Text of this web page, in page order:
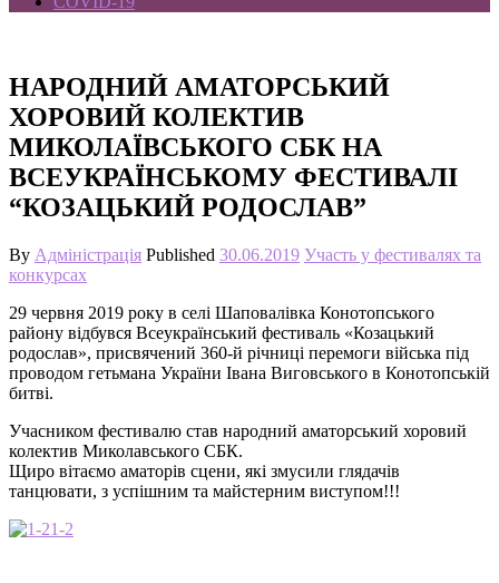
НАРОДНИЙ АМАТОРСЬКИЙ
ХОРОВИЙ КОЛЕКТИВ
МИКОЛАЇВСЬКОГО СБК НА
ВСЕУКРАЇНСЬКОМУ ФЕСТИВАЛІ
“КОЗАЦЬКИЙ РОДОСЛАВ”
By Адміністрація Published 30.06.2019 Участь у фестивалях та
конкурсах
29 червня 2019 року в селі Шаповалівка Конотопського
району відбувся Всеукраїнський фестиваль «Козацький
родослав», присвячений 360-й річниці перемоги війська під
проводом гетьмана України Івана Виговського в Конотопській
битві.
Учасником фестивалю став народний аматорський хоровий
колектив Миколавського СБК.
Щиро вітаємо аматорів сцени, які змусили глядачів
танцювати, з успішним та майстерним виступом!!!
1-2